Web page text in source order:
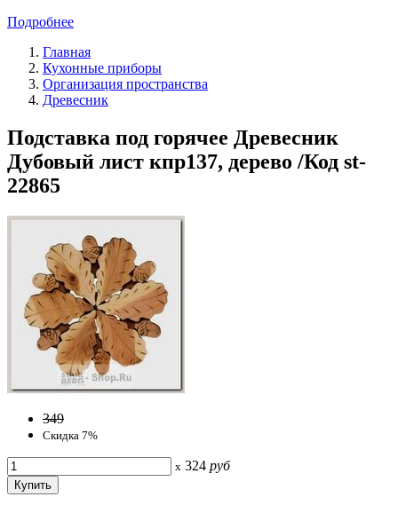
Подробнее
Главная
Кухонные приборы
Организация пространства
Древесник
Подставка под горячее Древесник
Дубовый лист кпр137, дерево /Код st-
22865
349
Скидка 7%
x 324 руб